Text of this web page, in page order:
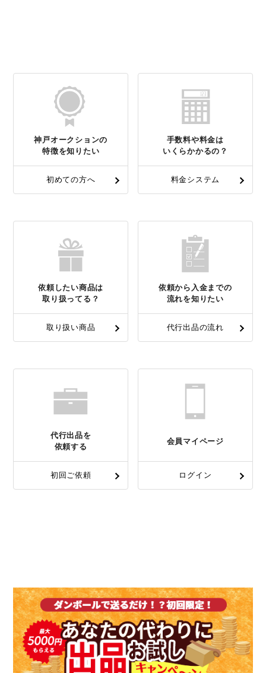
神戸オークションの
特徴を知りたい
初めての方へ
手数料や料金は
いくらかかるの？
料金システム
依頼したい商品は
取り扱ってる？
取り扱い商品
依頼から入金までの
流れを知りたい
代行出品の流れ
代行出品を
依頼する
初回ご依頼
会員マイページ
ログイン